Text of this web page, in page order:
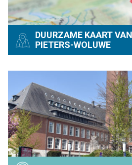
DUURZAME KAART
PIETERS-WOLUWE